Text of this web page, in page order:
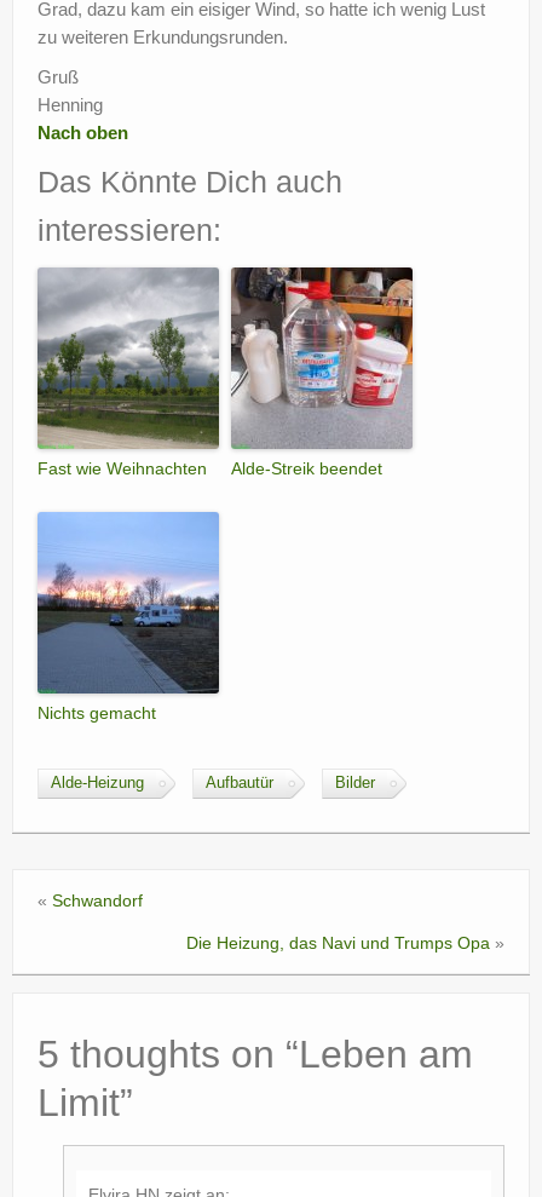
Grad, dazu kam ein eisiger Wind, so hatte ich wenig Lust
zu weiteren Erkundungsrunden.
Gruß
Henning
Nach oben
Das Könnte Dich auch
interessieren:
Fast wie Weihnachten Alde-Streik beendet
Nichts gemacht
Alde-Heizung Aufbautür Bilder
« Schwandorf
Die Heizung, das Navi und Trumps Opa »
5 thoughts on “Leben am
Limit”